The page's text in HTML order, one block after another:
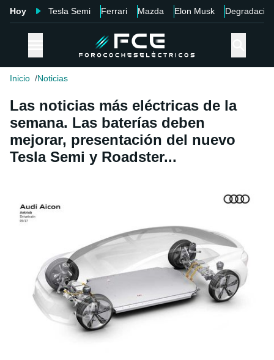
Hoy Tesla Semi Ferrari Mazda Elon Musk Degradación
Inicio Noticias
Las noticias más eléctricas de la
semana. Las baterías deben
mejorar, presentación del nuevo
Tesla Semi y Roadster...